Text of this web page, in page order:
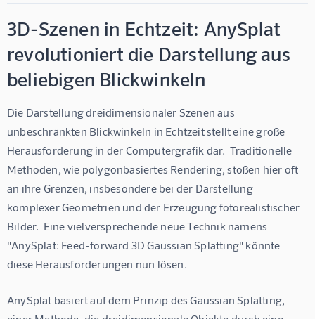
3D-Szenen in Echtzeit: AnySplat
revolutioniert die Darstellung aus
beliebigen Blickwinkeln
Die Darstellung dreidimensionaler Szenen aus
unbeschränkten Blickwinkeln in Echtzeit stellt eine große
Herausforderung in der Computergrafik dar.  Traditionelle
Methoden, wie polygonbasiertes Rendering, stoßen hier oft
an ihre Grenzen, insbesondere bei der Darstellung
komplexer Geometrien und der Erzeugung fotorealistischer
Bilder.  Eine vielversprechende neue Technik namens
"AnySplat: Feed-forward 3D Gaussian Splatting" könnte
diese Herausforderungen nun lösen.
AnySplat basiert auf dem Prinzip des Gaussian Splatting,